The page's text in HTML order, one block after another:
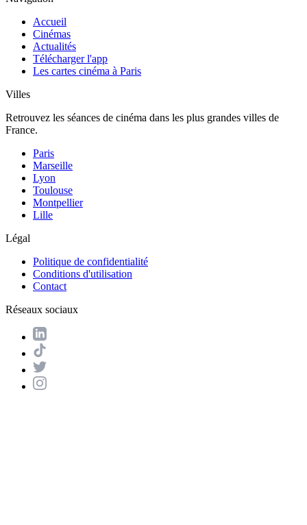
Accueil
Cinémas
Actualités
Télécharger l'app
Les cartes cinéma à Paris
Villes
Retrouvez les séances de cinéma dans les plus grandes villes de
France.
Paris
Marseille
Lyon
Toulouse
Montpellier
Lille
Légal
Politique de confidentialité
Conditions d'utilisation
Contact
Réseaux sociaux